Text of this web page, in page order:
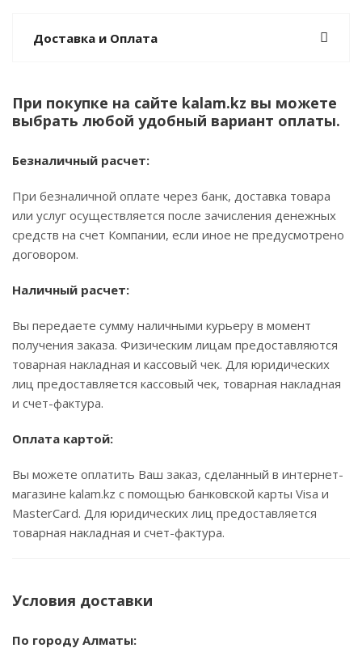
Доставка и Оплата
При покупке на сайте kalam.kz вы можете
выбрать любой удобный вариант оплаты.
Безналичный расчет:
При безналичной оплате через банк, доставка товара
или услуг осуществляется после зачисления денежных
средств на счет Компании, если иное не предусмотрено
договором.
Наличный расчет:
Вы передаете сумму наличными курьеру в момент
получения заказа. Физическим лицам предоставляются
товарная накладная и кассовый чек. Для юридических
лиц предоставляется кассовый чек, товарная накладная
и счет-фактура.
Оплата картой:
Вы можете оплатить Ваш заказ, сделанный в интернет-
магазине kalam.kz с помощью банковской карты Visa и
MasterCard. Для юридических лиц предоставляется
товарная накладная и счет-фактура.
Условия доставки
По городу Алматы: